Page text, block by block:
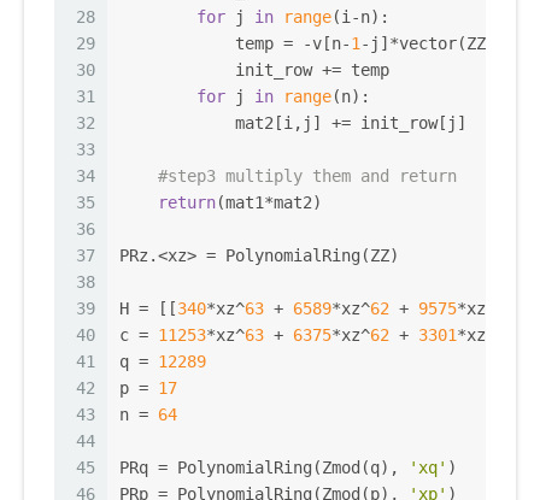
28
29
30
31
32
33
34
35
36
37
38
39
40
41
42
43
44
45
46
for j in range(i-n):
            temp = -v[n-
1 -
            init_row += temp
for j in range(n):
            mat2[i,j] += init_row[j]
#step3 multiply them and return
return(mat1*mat2)
PRz.<xz> = PolynomialRing(ZZ)
H = [[340*xz^63 + 6589*xz^62 + 9575*xz^
c = 11253*xz^63 + 6375*xz^62 + 3301*xz^
q = 12289
p = 17
n = 64
PRq = PolynomialRing(Zmod(q), 'xq' )
PRp = PolynomialRing(Zmod(p),
'xp' )